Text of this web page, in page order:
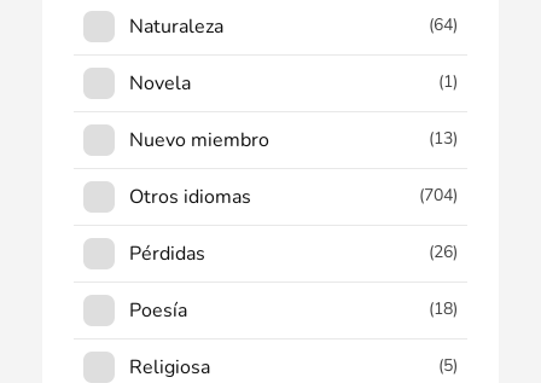
Naturaleza (64)
Novela (1)
Nuevo miembro (13)
Otros idiomas (704)
Pérdidas (26)
Poesía (18)
Religiosa (5)